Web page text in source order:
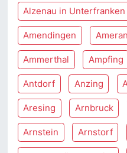
Alzenau in Unterfranken
Amendingen
Ammerthal Ampfing
Antdorf Anzing
Aresing Arnbruck
Arnstein Arnstorf